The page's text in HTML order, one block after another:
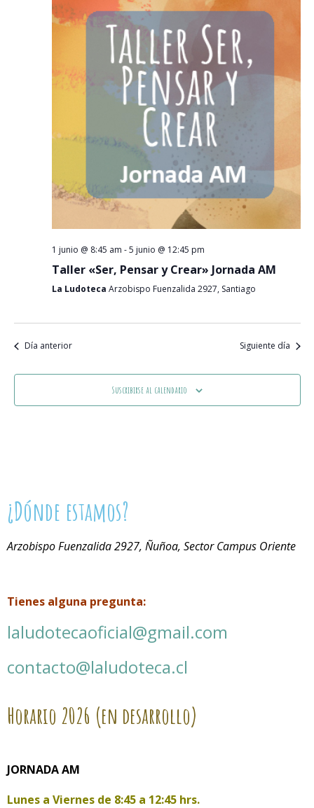
vistas
1 junio @ 8:45 am -5 junio @ 12:45 pm
Taller «Ser, Pensar y Crear» Jornada AM
La Ludoteca Arzobispo Fuenzalida 2927, Santiago
Día anterior Siguiente día
Suscribirse al calendario
¿Dónde estamos?
Arzobispo Fuenzalida 2927, Ñuñoa, Sector Campus Oriente
Tienes alguna pregunta:
laludotecaoficial@gmail.com
contacto@laludoteca.cl
Horario 2026 (en desarrollo)
JORNADA AM
Lunes a Viernes de 8:45 a 12:45 hrs.